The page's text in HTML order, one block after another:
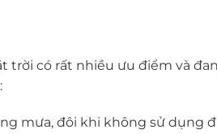
trời có rất nhiều ưu điểm và
mưa, đôi khi không sử dụng